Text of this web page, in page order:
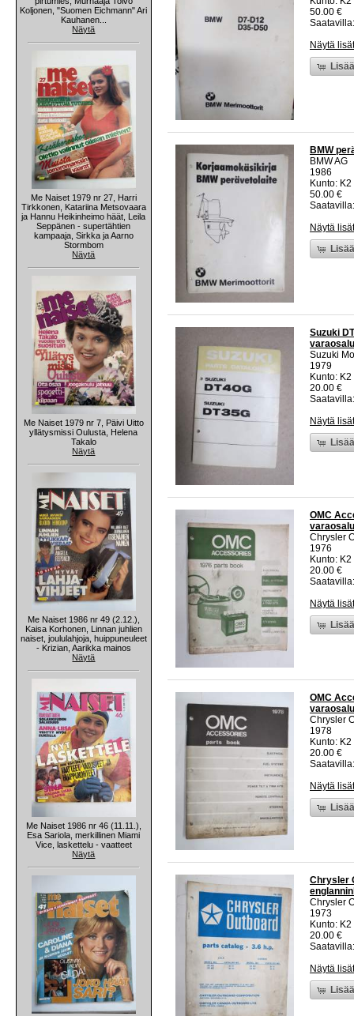
Koljonen, "Suomen Eichmann" Ari
Kauhanen...
Näytä
Me Naiset 1979 nr 27, Harri
Tirkkonen, Katariina Metsovaara
ja Hannu Heikinheimo häät, Leila
Seppänen - supertähtien
kampaaja, Sirkka ja Aarno
Stormbom
Näytä
Me Naiset 1979 nr 7, Päivi Uitto
yllätysmissi Oulusta, Helena
Takalo
Näytä
Me Naiset 1986 nr 49 (2.12.),
Kaisa Korhonen, Linnan juhlien
naiset, joululahjoja, huippuneuleet
- Krizian, Aarikka mainos
Näytä
Me Naiset 1986 nr 46 (11.11.),
Esa Sariola, merkillinen Miami
Vice, laskettelu - vaatteet
Näytä
50.00 €
Näytä
BMW
BMW AG
1986
Kunto:
50.00 €
Näytä
Suzuki
Suzuki
1979
Kunto:
20.00 €
Näytä
OMC
Chrysler
1976
Kunto:
20.00 €
Näytä
OMC
Chrysler
1978
Kunto:
20.00 €
Näytä
Chrysler
Chrysler
1973
Kunto:
20.00 €
Näytä